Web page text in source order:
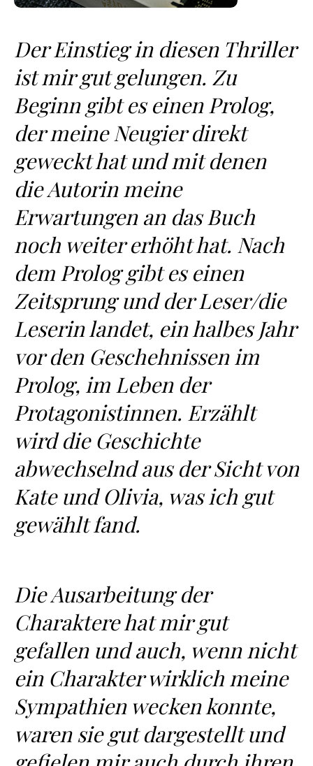
Der Einstieg in diesen Thriller
ist mir gut gelungen. Zu
Beginn gibt es einen Prolog,
der meine Neugier direkt
geweckt hat und mit denen
die Autorin meine
Erwartungen an das Buch
noch weiter erhöht hat. Nach
dem Prolog gibt es einen
Zeitsprung und der Leser/die
Leserin landet, ein halbes Jahr
vor den Geschehnissen im
Prolog, im Leben der
Protagonistinnen. Erzählt
wird die Geschichte
abwechselnd aus der Sicht von
Kate und Olivia, was ich gut
gewählt fand.
Die Ausarbeitung der
Charaktere hat mir gut
gefallen und auch, wenn nicht
ein Charakter wirklich meine
Sympathien wecken konnte,
waren sie gut dargestellt und